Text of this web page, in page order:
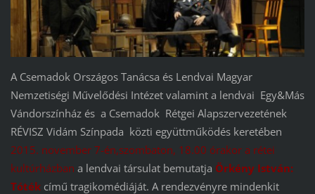
A Csemadok Országos Tanácsa és Lendvai Magyar
Nemzetiségi Művelődési Intézet valamint a lendvai Egy&Más
Vándorszínház és a Csemadok Rétgei Alapszervezetének
RÉVISZ Vidám Színpada közti együttműködés keretében
2015. november 7-én,szombaton, 18.00 órakor a rétei
kultúrházban a lendvai társulat bemutatja Örkény István:
Tótékcímű tragikomédiáját. A rendezvényre mindenkit